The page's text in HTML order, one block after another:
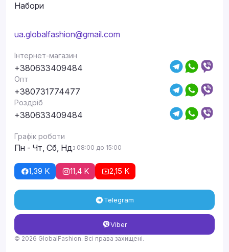
Набори
ua.globalfashion@gmail.com
Інтернет-магазин
+380633409484
Опт
+380731774477
Роздріб
+380633409484
Графік роботи
Пн - Чт, Сб, Ндз 08:00 до 15:00
1,39 K 11,4 K 2,15 K
Telegram
Viber
© 2026 GlobalFashion. Всі права захищені.